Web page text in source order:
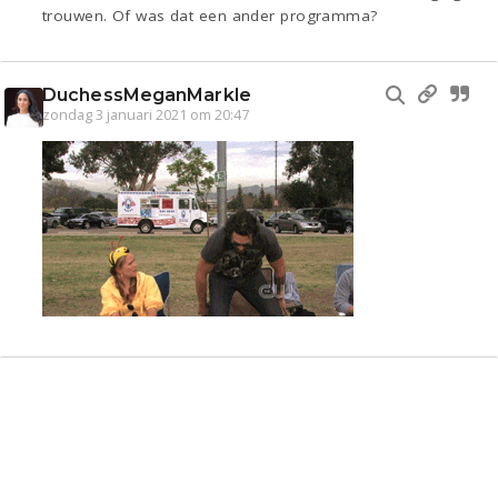
trouwen. Of was dat een ander programma?
DuchessMeganMarkle
zondag 3 januari 2021 om 20:47